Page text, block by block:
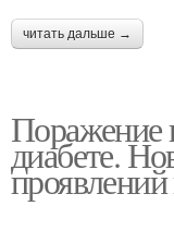
читать дальше →
Поражение
диабете.